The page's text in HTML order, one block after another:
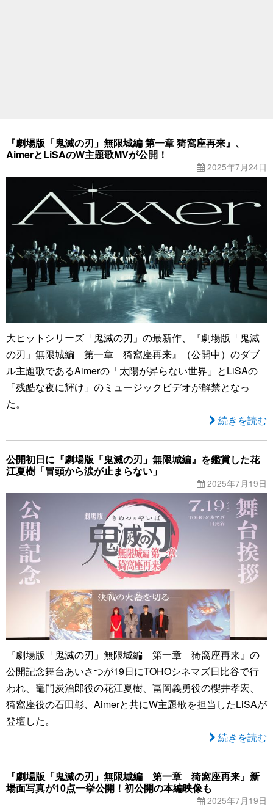
『劇場版「鬼滅の刃」無限城編 第一章 猗窩座再来』、
AimerとLiSAのW主題歌MVが公開！
2025年7月24日
大ヒットシリーズ「鬼滅の刃」の最新作、『劇場版「鬼滅
の刃」無限城編 第一章 猗窩座再来』（公開中）のダブ
ル主題歌であるAimerの「太陽が昇らない世界」とLiSAの
「残酷な夜に輝け」のミュージックビデオが解禁となっ
た。
続きを読む
公開初日に『劇場版「鬼滅の刃」無限城編』を鑑賞した花
江夏樹「冒頭から涙が止まらない」
2025年7月19日
『劇場版「鬼滅の刃」無限城編 第一章 猗窩座再来』の
公開記念舞台あいさつが19日にTOHOシネマズ日比谷で行
われ、竈門炭治郎役の花江夏樹、冨岡義勇役の櫻井孝宏、
猗窩座役の石田彰、Aimerと共にW主題歌を担当したLiSAが
登壇した。
続きを読む
『劇場版「鬼滅の刃」無限城編 第一章 猗窩座再来』新
場面写真が10点一挙公開！初公開の本編映像も
2025年7月19日